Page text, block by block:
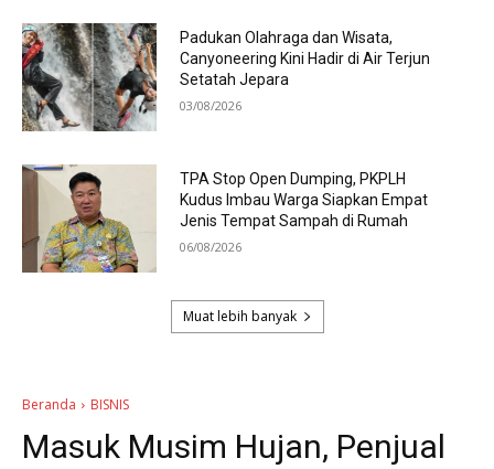
Padukan Olahraga dan Wisata,
Canyoneering Kini Hadir di Air Terjun
Setatah Jepara
03/08/2026
TPA Stop Open Dumping, PKPLH
Kudus Imbau Warga Siapkan Empat
Jenis Tempat Sampah di Rumah
06/08/2026
Muat lebih banyak